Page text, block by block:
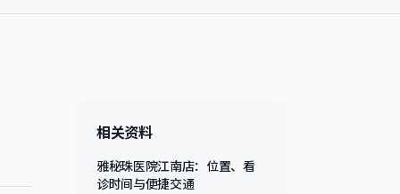
相关资料
雅秘珠医院江南店：位置、看
诊时间与便捷交通